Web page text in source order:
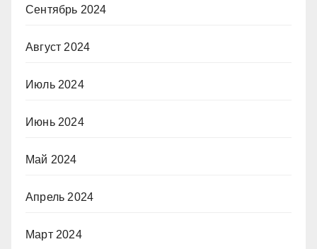
Сентябрь 2024
Август 2024
Июль 2024
Июнь 2024
Май 2024
Апрель 2024
Март 2024